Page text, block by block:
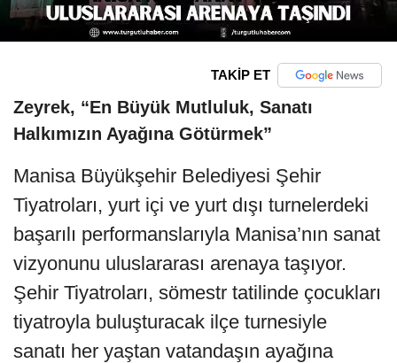
TAKİP ET
Zeyrek, “En Büyük Mutluluk, Sanatı
Halkımızın Ayağına Götürmek”
Manisa Büyükşehir Belediyesi Şehir
Tiyatroları, yurt içi ve yurt dışı turnelerdeki
başarılı performanslarıyla Manisa’nın sanat
vizyonunu uluslararası arenaya taşıyor.
Şehir Tiyatroları, sömestr tatilinde çocukları
tiyatroyla buluşturacak ilçe turnesiyle
sanatı her yaştan vatandaşın ayağına